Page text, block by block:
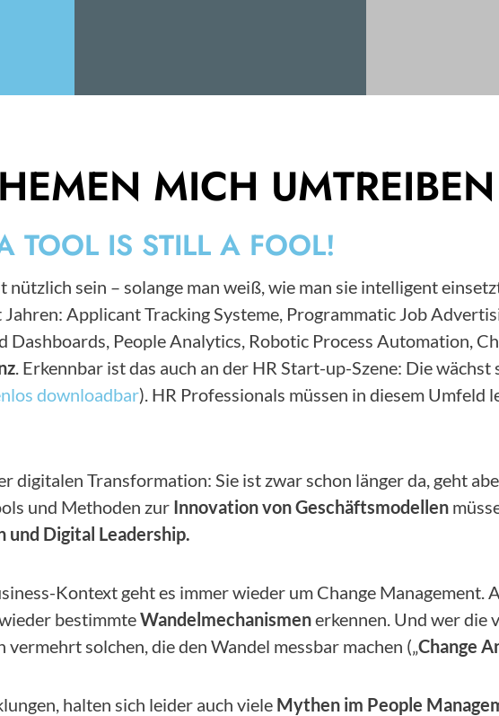
MICH UMTREIBEN
TOOL IS STILL A FOOL!
nützlich sein – solange man weiß, wie man sie intelligent
Jahren: Applicant Tracking Systeme, Programmatic Job
Dashboards, People Analytics, Robotic Process Automation,
. Erkennbar ist das auch an der HR Start-up-Szene: Die
downloadbar). HR Professionals müssen in diesem Umfeld
digitalen Transformation: Sie ist zwar schon länger da, geht
und Methoden zur Innovation von Geschäftsmodellen
und Digital Leadership.
Kontext geht es immer wieder um Change Management.
bestimmteWandelmechanismenerkennen. Und wer die
solchen, die den Wandel messbar machen („Change
halten sich leider auch viele Mythen im People